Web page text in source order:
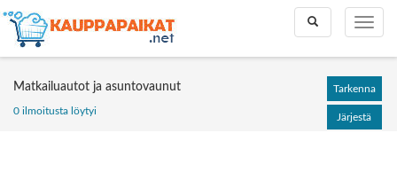
Toggle
Toggle
search
Matkailuautot ja asuntovaunut
0 ilmoitusta löytyi
Tarkenna
Järjestä